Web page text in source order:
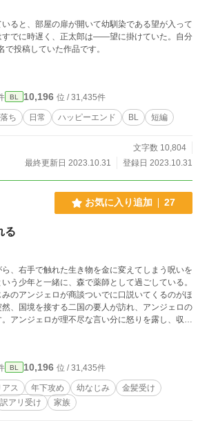
ると、部屋の扉が開いて幼馴染である望が入って
すでに時遅く、正太郎は――望に掛けていた。自分
投稿していた作品です。
BL 10,196 位 / 31,435件
ち 日常 ハッピーエンド BL 短編
文字数 10,804
最終更新日 2023.10.31
登録日 2023.10.31
お気に入り追加 27
る
、右手で触れた生き物を金に変えてしまう呪いを
う少年と一緒に、森で薬師として過ごしている。
のアンジェロが商談ついでに口説いてくるのがほ
、国境を接する二国の要人が訪れ、アンジェロの
アンジェロが理不尽な言い分に怒りを露し、収拾
ころで、ユリウスは、「自分の呪いを制御できた
して……。 ※※※ 完結まで毎日21時
BL 10,196 位 / 31,435件
アス 年下攻め 幼なじみ
金髪受け
訳アリ受け 家族